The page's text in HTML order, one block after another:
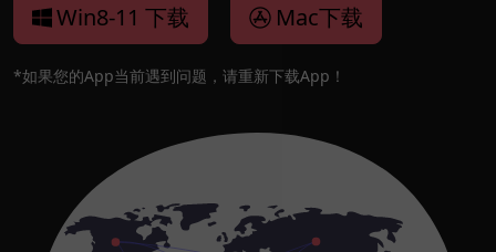
Win8-11 下载 Mac下载
*如果您的App当前遇到问题，请重新下载App！